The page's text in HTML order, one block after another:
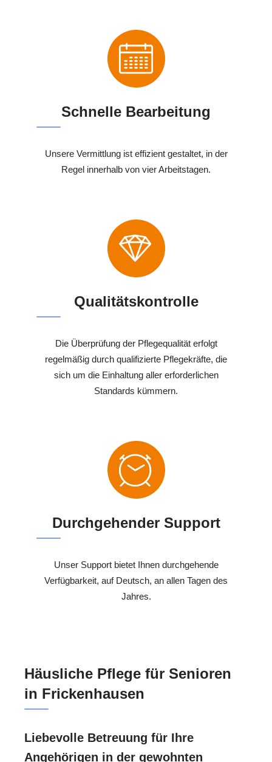
Schnelle Bearbeitung
Unsere Vermittlung ist effizient gestaltet, in der
Regel innerhalb von vier Arbeitstagen.
Qualitätskontrolle
Die Überprüfung der Pflegequalität erfolgt
regelmäßig durch qualifizierte Pflegekräfte, die
sich um die Einhaltung aller erforderlichen
Standards kümmern.
Durchgehender Support
Unser Support bietet Ihnen durchgehende
Verfügbarkeit, auf Deutsch, an allen Tagen des
Jahres.
Häusliche Pflege für Senioren
in Frickenhausen
Liebevolle Betreuung für Ihre
Angehörigen in der gewohnten